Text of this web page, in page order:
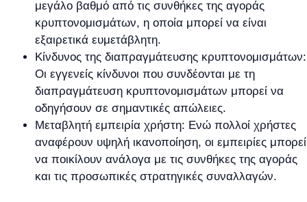
μεγάλο βαθμό από τις συνθήκες της αγοράς
κρυπτονομισμάτων, η οποία μπορεί να είναι
εξαιρετικά ευμετάβλητη.
Κίνδυνος της διαπραγμάτευσης κρυπτονομισμάτων:
Οι εγγενείς κίνδυνοι που συνδέονται με τη
διαπραγμάτευση κρυπτονομισμάτων μπορεί να
οδηγήσουν σε σημαντικές απώλειες.
Μεταβλητή εμπειρία χρήστη: Ενώ πολλοί χρήστες
αναφέρουν υψηλή ικανοποίηση, οι εμπειρίες μπορεί
να ποικίλουν ανάλογα με τις συνθήκες της αγοράς
και τις προσωπικές στρατηγικές συναλλαγών.